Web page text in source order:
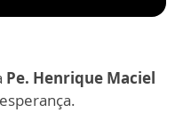
Pe. Henrique Maciel